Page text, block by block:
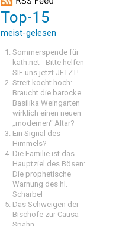
Top-15
meist-gelesen
Sommerspende für
kath.net - Bitte helfen
SIE uns jetzt JETZT!
Streit kocht hoch:
Braucht die barocke
Basilika Weingarten
wirklich einen neuen
„modernen“ Altar?
Ein Signal des
Himmels?
Die Familie ist das
Hauptziel des Bösen:
Die prophetische
Warnung des hl.
Scharbel
Das Schweigen der
Bischöfe zur Causa